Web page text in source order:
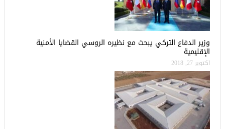
وزير الدفاع التركي يبحث مع نظيره الروسي القضايا الأمنية
الإقليمية
أكتوبر 27, 2018